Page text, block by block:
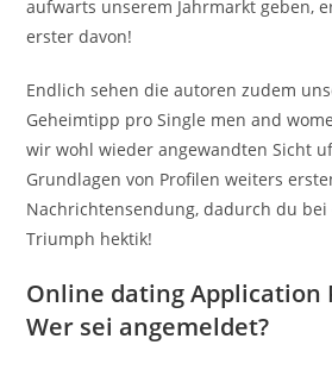
aufwarts unserem Jahrmarkt geben,
erster davon!
Endlich sehen die autoren zudem
Geheimtipp pro Single men and
wir wohl wieder angewandten Sicht
Grundlagen von Profilen weiters
Nachrichtensendung, dadurch du
Triumph hektik!
Online dating Application
Wer sei angemeldet?